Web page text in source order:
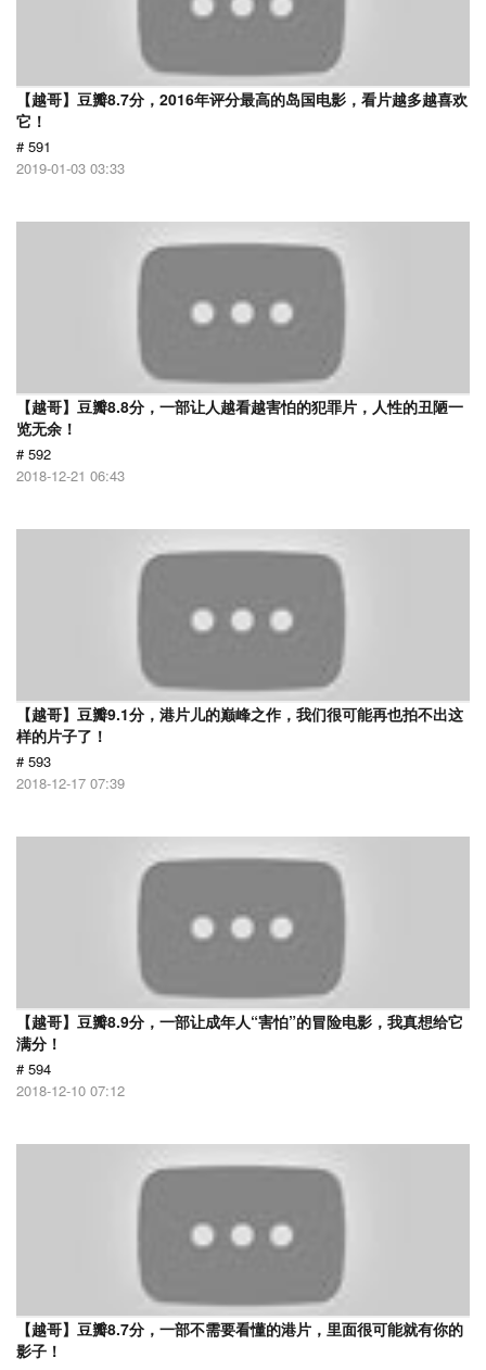
【越哥】豆瓣8.7分，2016年评分最高的岛国电影，看片越多越喜欢
它！
# 591
2019-01-03 03:33
【越哥】豆瓣8.8分，一部让人越看越害怕的犯罪片，人性的丑陋一
览无余！
# 592
2018-12-21 06:43
【越哥】豆瓣9.1分，港片儿的巅峰之作，我们很可能再也拍不出这
样的片子了！
# 593
2018-12-17 07:39
【越哥】豆瓣8.9分，一部让成年人“害怕”的冒险电影，我真想给它
满分！
# 594
2018-12-10 07:12
【越哥】豆瓣8.7分，一部不需要看懂的港片，里面很可能就有你的
影子！